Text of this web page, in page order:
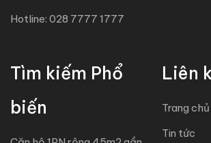
Hotline: 028 7777 1777
Tìm kiếm Phổ
biến
Liên
Trang chủ
Tin tức